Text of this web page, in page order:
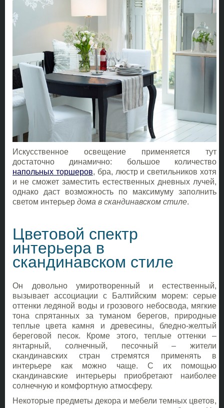
Искусственное освещение применяется тут
достаточно динамично: большое количество
напольных торшеров, бра, люстр и светильников хотя
и не сможет заместить естественных дневных лучей,
однако даст возможность по максимуму заполнить
светом интерьер дома в скандинавском стиле.
Цветовой спектр
интерьера в
скандинавском стиле
Он довольно умиротворенный и естественный,
вызывает ассоциации с Балтийским морем: серые
оттенки ледяной воды и грозового небосвода, мягкие
тона спрятанных за туманом берегов, природные
теплые цвета камня и древесины, бледно-желтый
береговой песок. Кроме этого, теплые оттенки –
янтарный, солнечный, песочный – жители
скандинавских стран стремятся применять в
интерьере как можно чаще. С их помощью
скандинавские интерьеры приобретают наиболее
солнечную и комфортную атмосферу.
Некоторые предметы декора и мебели темных цветов,